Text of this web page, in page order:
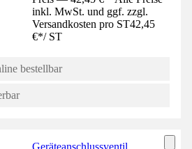
inkl. MwSt. und ggf. zzgl.
Versandkosten pro ST42,45
€*/ ST
bestellbar
Geräteanschlussventil